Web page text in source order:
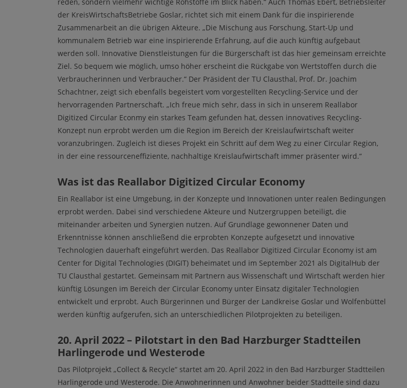
reden, sondern vielmehr wichtige Rohstoffe im Blick haben.“ Auch Thomas Ebert, Betriebsleiter
der KreisWirtschaftsBetriebe Goslar, richtet sich mit einem Dank für die inspirierende
Zusammenarbeit an die übrigen Akteure. „Die Mischung aus Forschung, Start-Up und
kommunalem Betrieb war eine inspirierende Erfahrung, auf die auch künftig aufgebaut
werden soll. Innovative Dienstleistungen für die Bürgerschaft ist das hier gemeinsam erreichte
Ziel. So bequem wie möglich, umso höher erscheint die Rückgabe von Wertstoffen durch die
Verbraucherinnen und Verbraucher.“ Der Präsident der TU Clausthal, Prof. Dr. Joachim
Schachtner, zeigt sich ebenfalls begeistert vom vorgestellten Recycling-Service und der
hervorragenden Partnerschaft. „Ich freue mich sehr, dass in sich in unserem Reallabor
Digitized Circular Econmy ein starkes Team gefunden hat, dessen innovatives Recycling-
Konzept nun erprobt werden um die Region im Bereich der Kreislaufwirtschaft weiter
voranzubringen. Zugleich ist dieses Projekt ein Schritt auf dem Weg zu einer Circular Region,
in der eine ressourceneffiziente, nachhaltige Kreislaufwirtschaft immer präsenter wird.“
Was ist das Reallabor Digitized Circular Economy
Ein Reallabor ist eine Umgebung, in der Konzepte und Innovationen unter realen Bedingungen
erprobt werden. Dabei sind verschiedene Akteure und Nutzergruppen beteiligt, die
miteinander arbeiten und Synergien nutzen. Auf Grundlage gewonnener Daten und
Erkenntnisse können anschließend die erprobten Konzepte aufgesetzt und innovative
Technologien dauerhaft eingeführt werden. Das Reallabor Digitized Circular Economy ist am
Center for Digital Technologies (DIGIT) beheimatet und im September 2021 als DigitalHub der
TU Clausthal gestartet. Gemeinsam mit Partnern aus Wissenschaft und Wirtschaft werden hier
künftig Lösungen im Bereich der Circular Economy unter Einsatz digitaler Technologien
entwickelt und erprobt. Auch Bürgerinnen und Bürger der Landkreise Goslar und Wolfenbüttel
werden künftig aufgerufen, sich an unterschiedlichen Pilotprojekten zu beteiligen.
20. April 2022 – Pilotstart in den Bad Harzburger Stadtteilen
Harlingerode und Westerode
Das Pilotprojekt „Collect & Recycle“ startet am 20. April 2022 in den Bad Harzburger Stadtteilen
Harlingerode und Westerode. Die Anwohnerinnen und Anwohner beider Stadtteile sind dazu